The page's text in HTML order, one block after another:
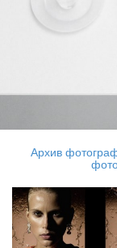
Архив